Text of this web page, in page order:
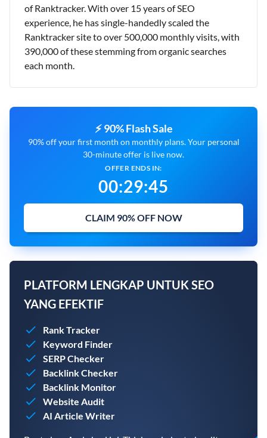
of Ranktracker. With over 15 years of SEO
experience, he has single-handedly scaled the
Ranktracker site to over 500,000 monthly visits, with
390,000 of these stemming from organic searches
each month.
⚡ 90% Flash Sale
90% off your first month on monthly plans. Your personal
30-minute offer is live now.
OFFER ENDS IN:
00:29:45
CLAIM 90% OFF NOW
PLATFORM LENGKAP UNTUK SEO
YANG EFEKTIF
Rank Tracker
Keyword Finder
SERP Checker
Backlink Checker
Backlink Monitor
Website Audit
AI Article Writer